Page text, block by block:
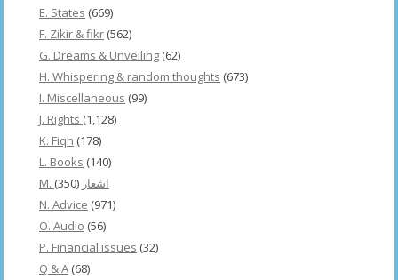
E. States (669)
F. Zikir & fikr (562)
G. Dreams & Unveiling (62)
H. Whispering & random thoughts (673)
I. Miscellaneous (99)
J. Rights (1,128)
K. Fiqh (178)
L. Books (140)
M. اشعار (350)
N. Advice (971)
O. Audio (56)
P. Financial issues (32)
Q & A (68)